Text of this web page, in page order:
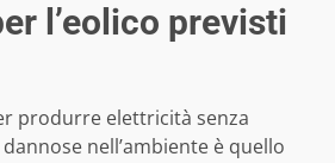
l’eolico previsti
produrre elettricità senza
nell’ambiente è quello